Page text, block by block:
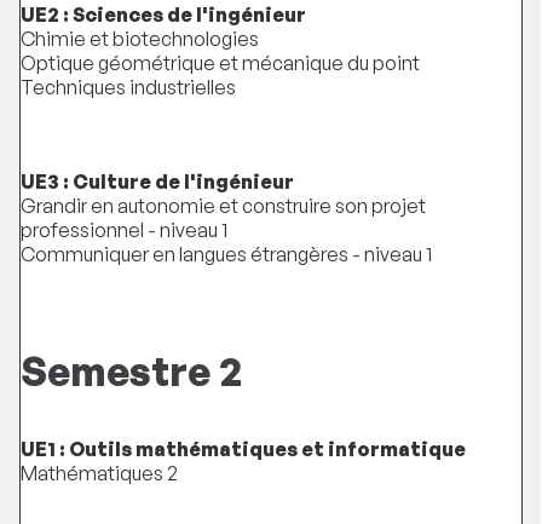
UE2 : Sciences de l'ingénieur
Chimie et biotechnologies
Optique géométrique et mécanique du point
Techniques industrielles
UE3 : Culture de l'ingénieur
Grandir en autonomie et construire son projet
professionnel - niveau 1
Communiquer en langues étrangères - niveau 1
Semestre 2
UE1 : Outils mathématiques et informatique
Mathématiques 2